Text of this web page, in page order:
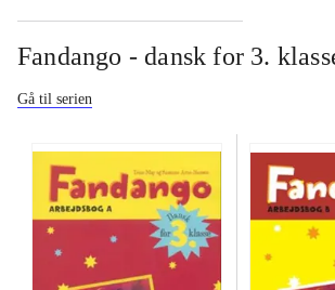
Fandango - dansk for 3.
Gå til serien